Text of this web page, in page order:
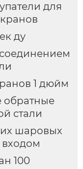
для
ду
1 дюйм
обратные
стали
шаровых
100